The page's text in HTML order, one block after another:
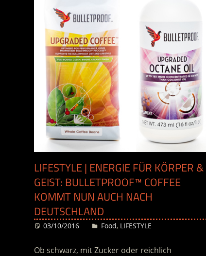
LIFESTYLE | ENERGIE FÜR KÖRPER &
GEIST: BULLETPROOF™ COFFEE
KOMMT NUN AUCH NACH
DEUTSCHLAND
03/10/2016 Desiree
Food, LIFESTYLE
Ob schwarz, mit Zucker oder reichlich